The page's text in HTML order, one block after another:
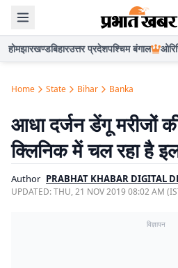
होमझारखण्डबिहारउत्तर प्रदेशपश्चिम बंगाल
Home State Bihar Banka
आधा दर्जन डेंगू मरीजों
क्लिनिक में चल रहा है
Author PRABHAT KHABAR DIGITAL
UPDATED:THU, 21 NOV 2019 08:02 AM
विज्ञापन